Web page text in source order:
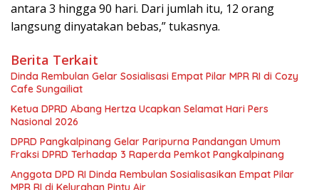
antara 3 hingga 90 hari. Dari jumlah itu, 12 orang
langsung dinyatakan bebas,” tukasnya.
Berita Terkait
Dinda Rembulan Gelar Sosialisasi Empat Pilar MPR RI di Cozy
Cafe Sungailiat
Ketua DPRD Abang Hertza Ucapkan Selamat Hari Pers
Nasional 2026
DPRD Pangkalpinang Gelar Paripurna Pandangan Umum
Fraksi DPRD Terhadap 3 Raperda Pemkot Pangkalpinang
Anggota DPD RI Dinda Rembulan Sosialisasikan Empat Pilar
MPR RI di Kelurahan Pintu Air